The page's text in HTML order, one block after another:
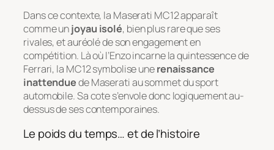
Dans ce contexte, la Maserati MC12 apparaît
comme unjoyau isolé, bien plus rare que ses
rivales, et auréolé de son engagement en
compétition. Là où l’Enzo incarne la quintessence de
Ferrari, la MC12 symbolise unerenaissance
inattenduede Maserati au sommet du sport
automobile. Sa cote s’envole donc logiquement au-
dessus de ses contemporaines.
Le poids du temps… et de l’histoire